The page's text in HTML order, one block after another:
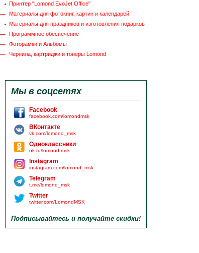
Принтер "Lomond EvoJet Office"
Материалы для фотокниг, картин и календарей
Материалы для праздников и изготовления подарков
Программное обеспечение
Фоторамки и Альбомы
Чернила, картриджи и тонеры Lomond
Мы в соцсетях
Facebook
facebook.com/lomondmsk
ВКонтакте
vk.com/lomond_msk
Одноклассники
ok.ru/lomond.msk
Instagram
instagram.com/lomond_msk
Telegram
t.me/lomond_msk
Twitter
twitter.com/LomondMSK
Подписывайтесь и получайте скидки!